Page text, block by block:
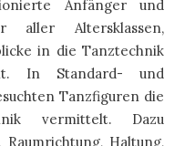
Anfänger und
aller Altersklassen,
in die Tanztechnik
In Standard- und
Tanzfiguren die
vermittelt. Dazu
Haltung,